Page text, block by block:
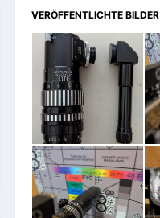
VERÖFFENTLICHTE BILDER